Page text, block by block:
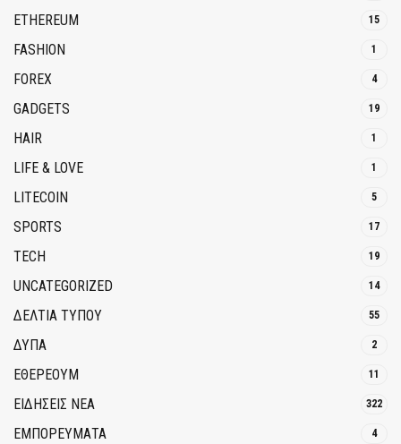
ETHEREUM 15
FASHION 1
FOREX 4
GADGETS 19
HAIR 1
LIFE & LOVE 1
LITECOIN 5
SPORTS 17
TECH 19
UNCATEGORIZED 14
ΔΕΛΤΙΑ ΤΥΠΟΥ 55
ΔΥΠΑ 2
ΕΘΈΡΕΟΥΜ 11
ΕΙΔΗΣΕΙΣ ΝΕΑ 322
ΕΜΠΟΡΕΥΜΑΤΑ 4